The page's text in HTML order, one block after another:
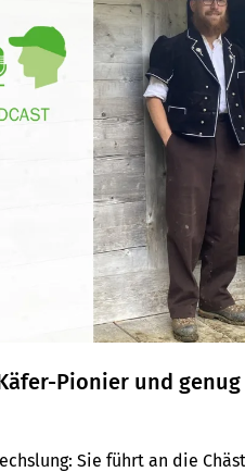
Pionier und
Sie führt an die